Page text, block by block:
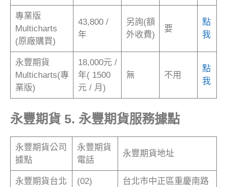
專業版
Multicharts
(原廠購買)
43,800 /
年
另詢(額
外收費)
要
點
我
永豐期貨
Multicharts(專
業版)
18,000元 /
年( 1500
元 / 月)
無 不用
點
我
永豐期貨 5. 永豐期貨服務據點
永豐期貨公司
據點
永豐期貨
電話
永豐期貨地址
永豐期貨台北
(02)
台北市中正區重慶南路